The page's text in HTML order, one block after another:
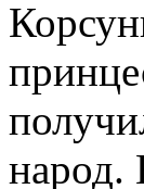
народ.